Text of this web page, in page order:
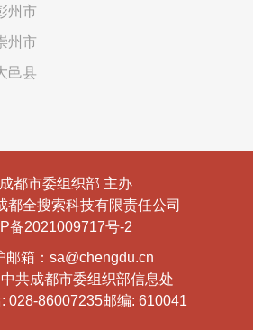
州市
州市
邑县
都市委组织部 主办
都全搜索科技有限责任公司
备2021009717号-2
邮箱：sa@chengdu.cn
共成都市委组织部信息处
028-86007235邮编: 610041